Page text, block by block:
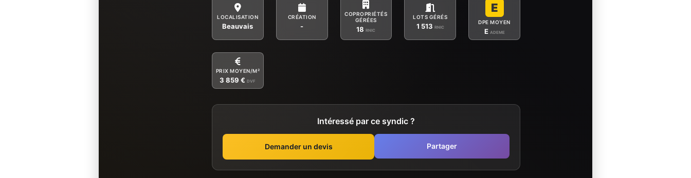
LOCALISATION
Beauvais
CRÉATION
-
COPROPRIÉTÉS
GÉRÉES
18RNIC
LOTS GÉRÉS
1 513 RNIC
E
DPE MOYEN
E ADEME
PRIX MOYEN/M²
3 859 €DVF
Intéressé par ce syndic ?
Demander un devis Partager